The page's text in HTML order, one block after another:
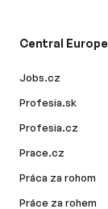
Central Europe
Jobs.cz
Profesia.sk
Profesia.cz
Prace.cz
Práca za rohom
Práce za rohem